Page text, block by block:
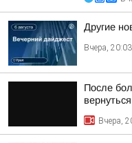
Другие
Вчера, 20:03
После
Вчера,